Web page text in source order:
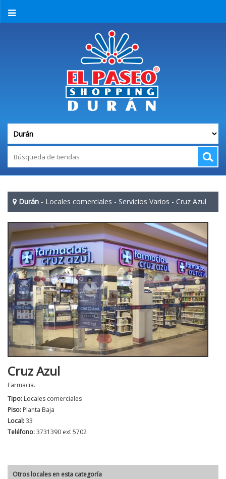
Durán - Locales comerciales - Servicios Varios - Cruz Azul
Cruz Azul
Farmacia.
Tipo: Locales comerciales
Piso: Planta Baja
Local:33
Teléfono:3731390 ext 5702
Otros locales en esta categoría